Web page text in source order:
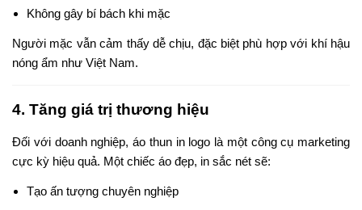
Không gây bí bách khi mặc
Người mặc vẫn cảm thấy dễ chịu, đặc biệt phù hợp với khí hậu
nóng ẩm như Việt Nam.
4. Tăng giá trị thương hiệu
Đối với doanh nghiệp, áo thun in logo là một công cụ marketing
cực kỳ hiệu quả. Một chiếc áo đẹp, in sắc nét sẽ:
Tạo ấn tượng chuyên nghiệp